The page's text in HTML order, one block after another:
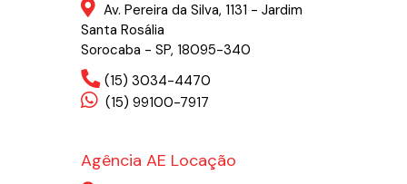
Av. Pereira da Silva, 1131 - Jardim
Santa Rosália
Sorocaba - SP, 18095-340
(15) 3034-4470
(15) 99100-7917
Agência AE Locação